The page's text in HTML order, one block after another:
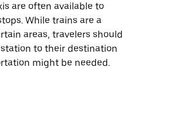
are often available to
While trains are a
areas, travelers should
to their destination
might be needed.